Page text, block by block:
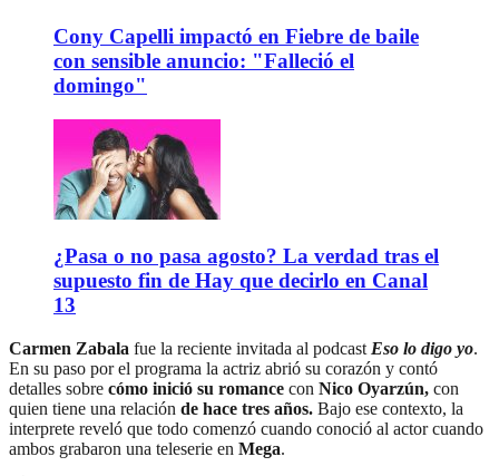
Cony Capelli impactó en Fiebre de baile
con sensible anuncio: "Falleció el
domingo"
¿Pasa o no pasa agosto? La verdad tras el
supuesto fin de Hay que decirlo en Canal
13
Carmen Zabala fue la reciente invitada al podcast Eso lo digo yo.
En su paso por el programa la actriz abrió su corazón y contó
detalles sobre cómo inició su romance con Nico Oyarzún, con
quien tiene una relación de hace tres años. Bajo ese contexto, la
interprete reveló que todo comenzó cuando conoció al actor cuando
ambos grabaron una teleserie en Mega.